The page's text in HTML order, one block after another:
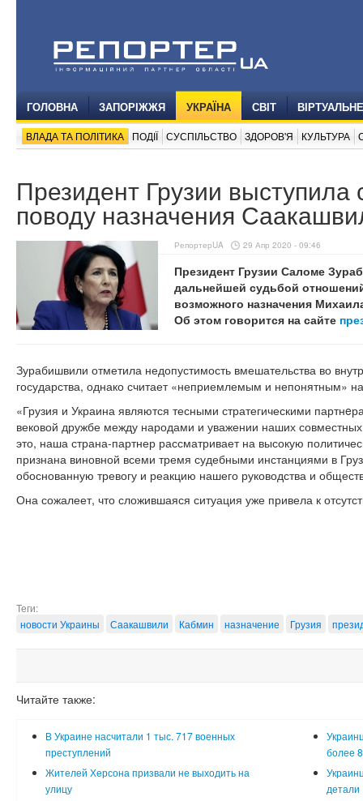
ГОЛОВНА ЗАПОРІЖЖЯ УКРАЇНА СВІТ
ВЛАДА ТА ПОЛІТИКА ПОДІЇ СУСПІЛЬСТВО ЗДОРОВ'Я КУЛЬТУРА
Президент Грузии выступила
поводу назначения
РепортерUA 29 Апр 2020 - 09:46
Президент Грузии Саломе
дальнейшей судьбой
возможного назначения
Об этом говорится на сайте
Зурабишвили отметила недопустимость вмешательства во
государства, однако считает «неприемлемым и непонятным»
«Грузия и Украина являются тесными стратегическими
вековой дружбе между народами и уважении наших
это, наша страна-партнер рассматривает на высокую
признана виновной всеми тремя судебными инстанциями в
обоснованную тревогу и реакцию нашего руководства и
Она сожалеет, что сложившаяся ситуация уже привела к
Теги:
новости Украины
Саакашвили Кабмин назначение Грузия
Читайте также:
В Украине насчитали 1 тыс. 717 военных
преступлений
более
Жителей Херсона призвали не выходить на
улицу
детали